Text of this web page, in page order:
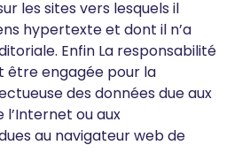
les sites vers lesquels il
hypertexte et dont il n’a
Enfin La responsabilité
être engagée pour la
des données due aux
l’Internet ou aux
au navigateur web de